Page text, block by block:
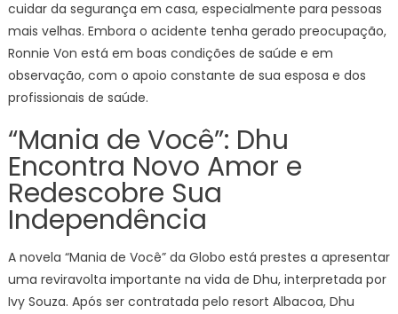
cuidar da segurança em casa, especialmente para pessoas
mais velhas. Embora o acidente tenha gerado preocupação,
Ronnie Von está em boas condições de saúde e em
observação, com o apoio constante de sua esposa e dos
profissionais de saúde.
“Mania de Você”: Dhu
Encontra Novo Amor e
Redescobre Sua
Independência
A novela “Mania de Você” da Globo está prestes a apresentar
uma reviravolta importante na vida de Dhu, interpretada por
Ivy Souza. Após ser contratada pelo resort Albacoa, Dhu